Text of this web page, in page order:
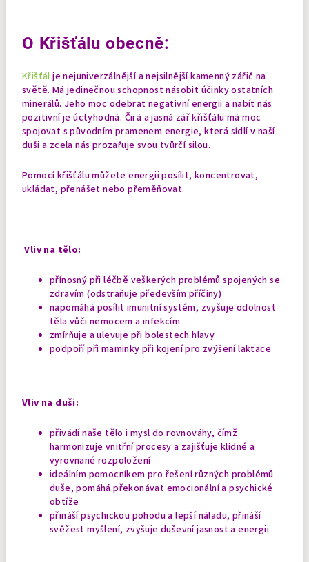
O Křišťálu obecně:
Křišťál je nejuniverzálnější a nejsilnější kamenný zářič na
světě. Má jedinečnou schopnost násobit účinky ostatních
minerálů. Jeho moc odebrat negativní energii a nabít nás
pozitivní je úctyhodná. Čirá a jasná zář křišťálu má moc
spojovat s původním pramenem energie, která sídlí v naší
duši a zcela nás prozařuje svou tvůrčí silou.
Pomocí křišťálu můžete energii posílit, koncentrovat,
ukládat, přenášet nebo přeměňovat.
Vliv na tělo:
přínosný při léčbě veškerých problémů spojených se
zdravím (odstraňuje především příčiny)
napomáhá posílit imunitní systém, zvyšuje odolnost
těla vůči nemocem a infekcím
zmírňuje a ulevuje při bolestech hlavy
podpoří při maminky při kojení pro zvýšení laktace
Vliv na duši:
přivádí naše tělo i mysl do rovnováhy, čímž
harmonizuje vnitřní procesy a zajišťuje klidné a
vyrovnané rozpoložení
ideálním pomocníkem pro řešení různých problémů
duše, pomáhá překonávat emocionální a psychické
obtíže
přináší psychickou pohodu a lepší náladu, přináší
svěžest myšlení, zvyšuje duševní jasnost a energii